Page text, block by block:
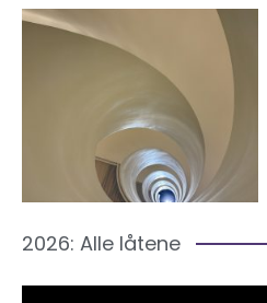
2026: Alle låtene